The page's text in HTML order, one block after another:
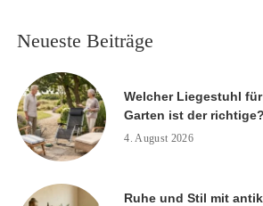
Neueste Beiträge
Welcher Liegestuhl
Garten ist der richtige?
4. August 2026
Ruhe und Stil mit